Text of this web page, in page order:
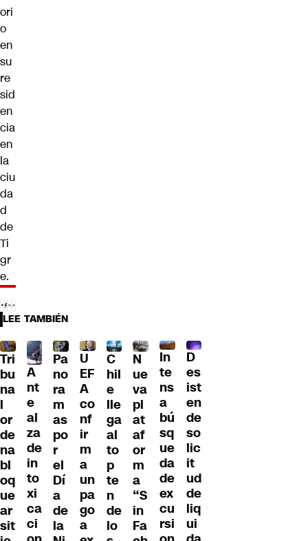
ori
o
en
su
re
sid
en
cia
en
la
ciu
da
d
de
Ti
gr
e.
LEE TAMBIÉN
Tri
bu
na
l
or
de
na
bl
oq
ue
ar
sit
A
nt
e
al
za
de
in
to
xi
ca
ci
Pa
no
ra
m
as
po
r
el
Dí
a
de
la
U
EF
A
co
nf
ir
m
a
un
pa
go
a
C
hil
e
lle
ga
al
to
p
te
n
de
lo
N
ue
va
pl
at
af
or
m
a
“S
in
Fa
In
te
ns
a
bú
sq
ue
da
de
ex
cu
rsi
D
es
ist
en
de
so
lic
it
ud
de
liq
ui